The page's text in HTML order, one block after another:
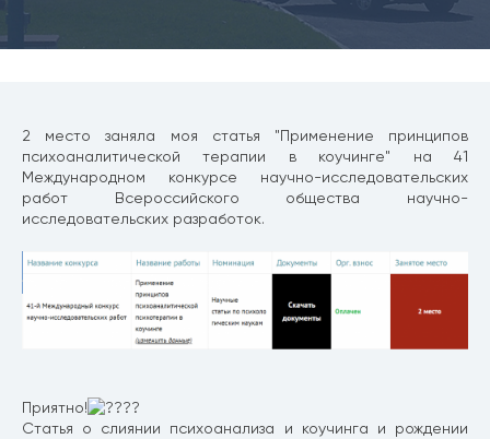
2 место заняла моя статья "Применение принципов
психоаналитической терапии в коучинге" на 41
Международном конкурсе научно-исследовательских
работ Всероссийского общества научно-
исследовательских разработок.
Приятно!
Статья о слиянии психоанализа и коучинга и рождении